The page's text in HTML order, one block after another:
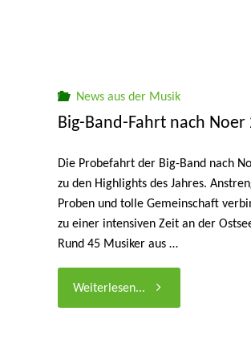
Noer
2016"
News aus der Musik
Big-Band-Fahrt nach Noer
Die Probefahrt der Big-Band nach
zu den Highlights des Jahres.
Proben und tolle Gemeinschaft
zu einer intensiven Zeit an der
Rund 45 Musiker aus …
Weiterlesen... "Big-